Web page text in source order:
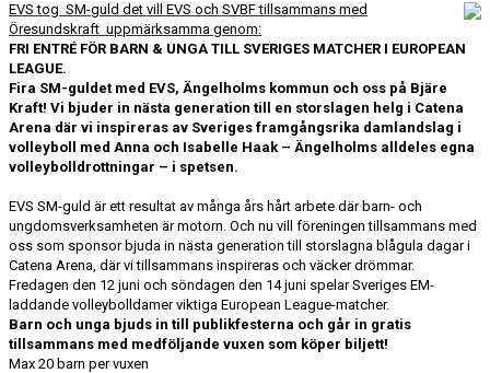
MEDLEMS OCH TRÄNINGSAVGIFTER
EVS tog SM-guld det vill EVS och SVBF tillsammans med
Öresundskraft uppmärksamma genom:
FRI ENTRÉ FÖR BARN & UNGA TILL SVERIGES MATCHER I EUROPEAN
LEAGUE.
Fira SM-guldet med EVS, Ängelholms kommun och oss på Bjäre
Kraft! Vi bjuder in nästa generation till en storslagen helg i Catena
Arena där vi inspireras av Sveriges framgångsrika damlandslag i
volleyboll med Anna och Isabelle Haak – Ängelholms alldeles egna
volleybolldrottningar – i spetsen.
EVS SM-guld är ett resultat av många års hårt arbete där barn- och
ungdomsverksamheten är motorn. Och nu vill föreningen tillsammans med
oss som sponsor bjuda in nästa generation till storslagna blågula dagar i
Catena Arena, där vi tillsammans inspireras och väcker drömmar.
Fredagen den 12 juni och söndagen den 14 juni spelar Sveriges EM-
laddande volleybolldamer viktiga European League-matcher.
Barn och unga bjuds in till publikfesterna och går in gratis
tillsammans med medföljande vuxen som köper biljett!
Max 20 barn per vuxen